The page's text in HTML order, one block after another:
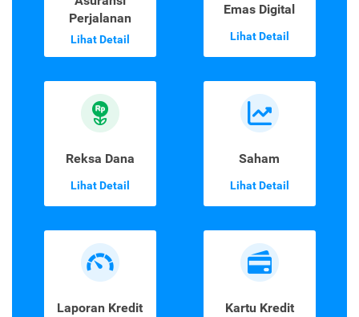
Perjalanan
Lihat Detail
Emas Digital
Lihat Detail
Reksa Dana
Lihat Detail
Saham
Lihat Detail
Laporan Kredit Kartu Kredit